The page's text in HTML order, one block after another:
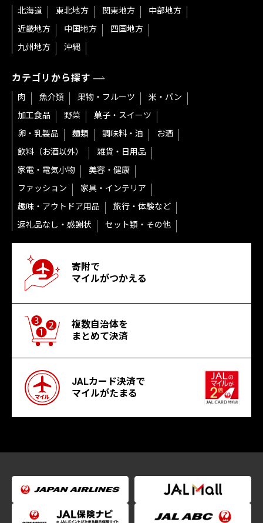
北海道 東北地方 関東地方
中部地方
近畿地方
中国地方
四国地方
九州地方
沖縄
カテゴリから探す
肉 魚介類 果物・フルーツ
米・パン
加工食品
野菜
菓子・スイーツ
卵・乳製品
麺類 調味料・油
お酒
飲料（お酒以外）
雑貨・日用品
家電・電気小物
美容・健康
ファッション
家具・インテリア
趣味・アウトドア用品
旅行・体験など
返礼品なし・感謝状
セット類・その他
寄附で
マイルがつかえる
複数自治体を
まとめて決済
JALカード決済で
マイルがたまる